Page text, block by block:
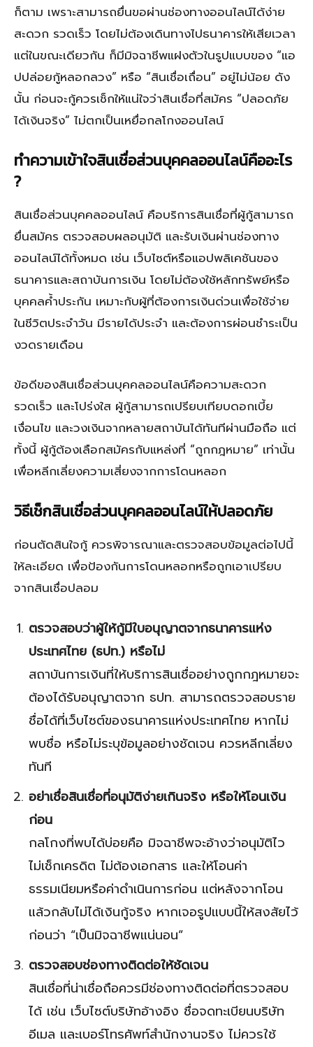
ก็ตาม เพราะสามารถยื่นขอผ่านช่องทางออนไลน์ได้ง่าย
สะดวก รวดเร็ว โดยไม่ต้องเดินทางไปธนาคารให้เสียเวลา
แต่ในขณะเดียวกัน ก็มีมิจฉาชีพแฝงตัวในรูปแบบของ “แอ
ปปล่อยกู้หลอกลวง” หรือ “สินเชื่อเถื่อน” อยู่ไม่น้อย ดัง
นั้น ก่อนจะกู้ควรเช็กให้แน่ใจว่าสินเชื่อที่สมัคร “ปลอดภัย
ได้เงินจริง” ไม่ตกเป็นเหยื่อกลโกงออนไลน์
ทำความเข้าใจสินเชื่อส่วนบุคคลออนไลน์คืออะไร
?
สินเชื่อส่วนบุคคลออนไลน์ คือบริการสินเชื่อที่ผู้กู้สามารถ
ยื่นสมัคร ตรวจสอบผลอนุมัติ และรับเงินผ่านช่องทาง
ออนไลน์ได้ทั้งหมด เช่น เว็บไซต์หรือแอปพลิเคชันของ
ธนาคารและสถาบันการเงิน โดยไม่ต้องใช้หลักทรัพย์หรือ
บุคคลค้ำประกัน เหมาะกับผู้ที่ต้องการเงินด่วนเพื่อใช้จ่าย
ในชีวิตประจำวัน มีรายได้ประจำ และต้องการผ่อนชำระเป็น
งวดรายเดือน
ข้อดีของสินเชื่อส่วนบุคคลออนไลน์คือความสะดวก
รวดเร็ว และโปร่งใส ผู้กู้สามารถเปรียบเทียบดอกเบี้ย
เงื่อนไข และวงเงินจากหลายสถาบันได้ทันทีผ่านมือถือ แต่
ทั้งนี้ ผู้กู้ต้องเลือกสมัครกับแหล่งที่ “ถูกกฎหมาย” เท่านั้น
เพื่อหลีกเลี่ยงความเสี่ยงจากการโดนหลอก
วิธีเช็กสินเชื่อส่วนบุคคลออนไลน์ให้ปลอดภัย
ก่อนตัดสินใจกู้ ควรพิจารณาและตรวจสอบข้อมูลต่อไปนี้
ให้ละเอียด เพื่อป้องกันการโดนหลอกหรือถูกเอาเปรียบ
จากสินเชื่อปลอม
ตรวจสอบว่าผู้ให้กู้มีใบอนุญาตจากธนาคารแห่ง
ประเทศไทย (ธปท.) หรือไม่
สถาบันการเงินที่ให้บริการสินเชื่ออย่างถูกกฎหมายจะ
ต้องได้รับอนุญาตจาก ธปท. สามารถตรวจสอบราย
ชื่อได้ที่เว็บไซต์ของธนาคารแห่งประเทศไทย หากไม่
พบชื่อ หรือไม่ระบุข้อมูลอย่างชัดเจน ควรหลีกเลี่ยง
ทันที
อย่าเชื่อสินเชื่อที่อนุมัติง่ายเกินจริง หรือให้โอนเงิน
ก่อน
กลโกงที่พบได้บ่อยคือ มิจฉาชีพจะอ้างว่าอนุมัติไว
ไม่เช็กเครดิต ไม่ต้องเอกสาร และให้โอนค่า
ธรรมเนียมหรือค่าดำเนินการก่อน แต่หลังจากโอน
แล้วกลับไม่ได้เงินกู้จริง หากเจอรูปแบบนี้ให้สงสัยไว้
ก่อนว่า “เป็นมิจฉาชีพแน่นอน”
ตรวจสอบช่องทางติดต่อให้ชัดเจน
สินเชื่อที่น่าเชื่อถือควรมีช่องทางติดต่อที่ตรวจสอบ
ได้ เช่น เว็บไซต์บริษัทอ้างอิง ชื่อจดทะเบียนบริษัท
อีเมล และเบอร์โทรศัพท์สำนักงานจริง ไม่ควรใช้